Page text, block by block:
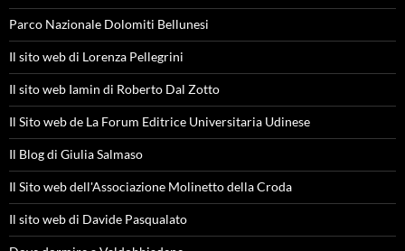
Parco Nazionale Dolomiti Bellunesi
Il sito web di Lorenza Pellegrini
Il sito web Iamin di Roberto Dal Zotto
Il Sito web de La Forum Editrice Universitaria Udinese
Il Blog di Giulia Salmaso
Il Sito web dell'Associazione Molinetto della Croda
Il sito web di Davide Pasqualato